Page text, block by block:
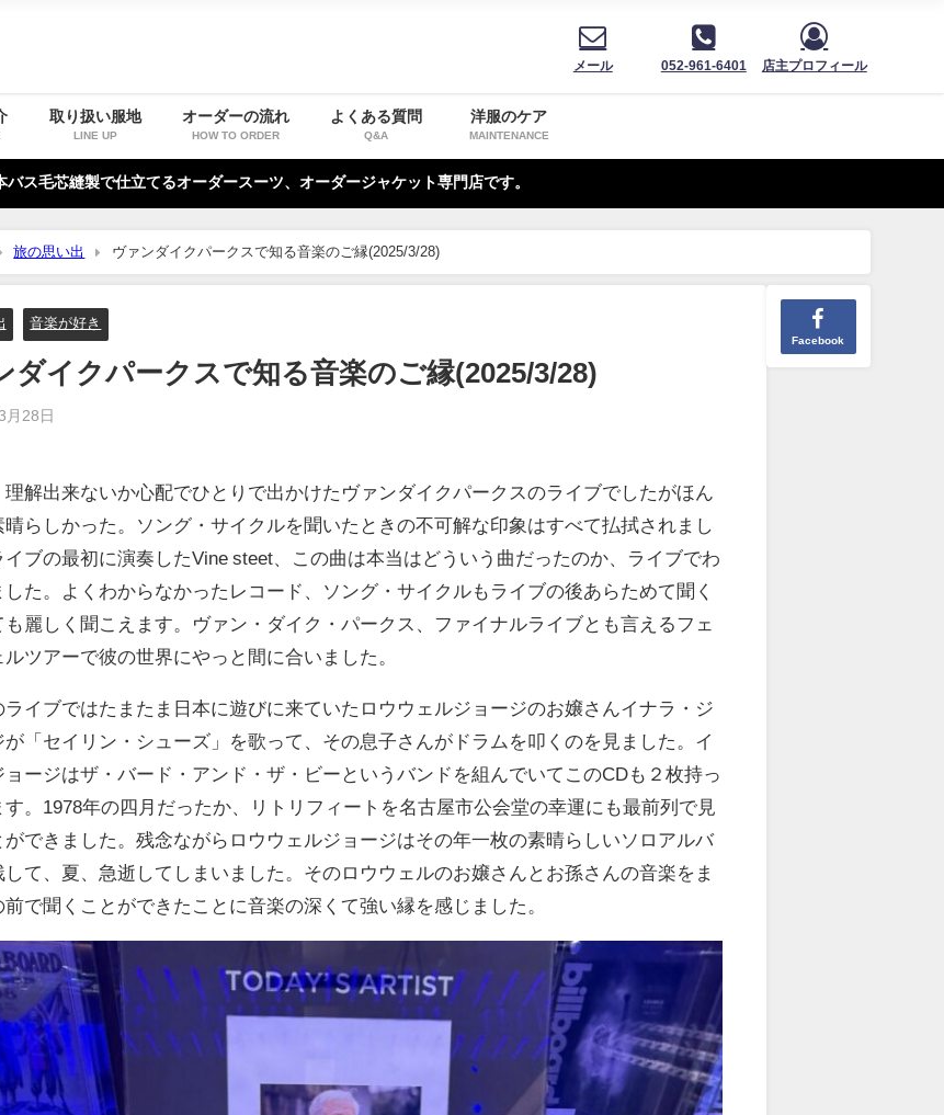
メール 052-961-6401 店主プロフィール
取り扱い服地
LINE UP
オーダーの流れ
HOW TO ORDER
よくある質問
Q&A
洋服のケア
MAINTENANCE
バス毛芯縫製で仕立てるオーダースーツ、オーダージャケット専門店です。
旅の思い出 ヴァンダイクパークスで知る音楽のご縁(2025/3/28)
Facebook
音楽が好き
ダイクパークスで知る音楽のご縁(2025/3/28)
月28日
理解出来ないか心配でひとりで出かけたヴァンダイクパークスのライブでしたがほん
晴らしかった。ソング・サイクルを聞いたときの不可解な印象はすべて払拭されまし
イブの最初に演奏したVine steet、この曲は本当はどういう曲だったのか、ライブでわ
した。よくわからなかったレコード、ソング・サイクルもライブの後あらためて聞く
も麗しく聞こえます。ヴァン・ダイク・パークス、ファイナルライブとも言えるフェ
ルツアーで彼の世界にやっと間に合いました。
ライブではたまたま日本に遊びに来ていたロウウェルジョージのお嬢さんイナラ・ジ
が「セイリン・シューズ」を歌って、その息子さんがドラムを叩くのを見ました。イ
ョージはザ・バード・アンド・ザ・ビーというバンドを組んでいてこのCDも２枚持っ
す。1978年の四月だったか、リトリフィートを名古屋市公会堂の幸運にも最前列で見
ができました。残念ながらロウウェルジョージはその年一枚の素晴らしいソロアルバ
して、夏、急逝してしまいました。そのロウウェルのお嬢さんとお孫さんの音楽をま
前で聞くことができたことに音楽の深くて強い縁を感じました。